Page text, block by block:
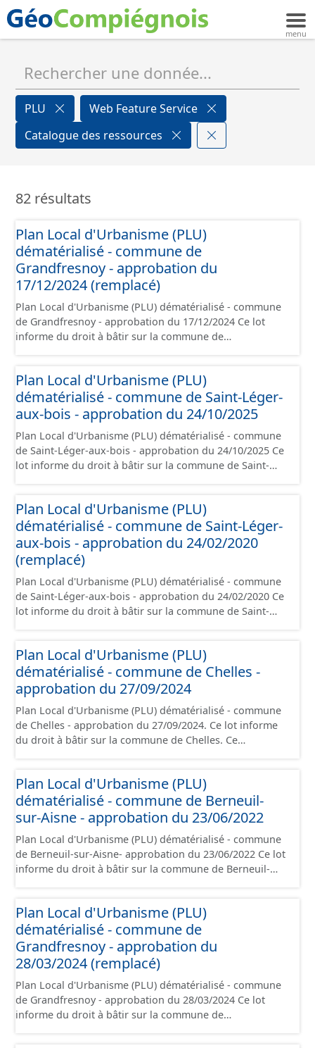
PLU
Web Feature Service
Catalogue des ressources
82 résultats
Plan Local d'Urbanisme (PLU)
dématérialisé - commune de
Grandfresnoy - approbation du
17/12/2024 (remplacé)
Plan Local d'Urbanisme (PLU) dématérialisé - commune
de Grandfresnoy - approbation du 17/12/2024 Ce lot
informe du droit à bâtir sur la commune de
contient les pièces administratives, le rapport de
présentation, le PADD, le règlement (à l'exception des
plans de zonages), les annexes, les orientations
d'aménagement et les données géographiques. Malgré
l'attention portée à la création de ces données, il est
rappelé que seuls les documents papier font foi et sont
opposables d'un point de vue juridique.
Plan Local d'Urbanisme (PLU)
dématérialisé - commune de Saint-Léger-
aux-bois - approbation du 24/10/2025
Plan Local d'Urbanisme (PLU) dématérialisé - commune
de Saint-Léger-aux-bois - approbation du 24/10/2025 Ce
lot informe du droit à bâtir sur la commune de Saint-
contient les pièces administratives, le rapport de
présentation, le PADD, le règlement (à l'exception des
plans de zonages), les annexes, les orientations
d'aménagement et les données géographiques. Malgré
l'attention portée à la création de ces données, il est
rappelé que seuls les documents papier font foi et sont
opposables d'un point de vue juridique.
Plan Local d'Urbanisme (PLU)
dématérialisé - commune de Saint-Léger-
aux-bois - approbation du 24/02/2020
(remplacé)
Plan Local d'Urbanisme (PLU) dématérialisé - commune
de Saint-Léger-aux-bois - approbation du 24/02/2020 Ce
lot informe du droit à bâtir sur la commune de Saint-
contient les pièces administratives, le rapport de
présentation, le PADD, le règlement (à l'exception des
plans de zonages), les annexes, les orientations
d'aménagement et les données géographiques. Malgré
l'attention portée à la création de ces données, il est
rappelé que seuls les documents papier font foi et sont
opposables d'un point de vue juridique.
Plan Local d'Urbanisme (PLU)
dématérialisé - commune de Chelles -
approbation du 27/09/2024
Plan Local d'Urbanisme (PLU) dématérialisé - commune
de Chelles - approbation du 27/09/2024. Ce lot informe
du droit à bâtir sur la commune de Chelles. Ce
administratives, le rapport de présentation, le PADD, le
règlement (à l'exception des plans de zonages), les
annexes, les orientations d'aménagement et les données
de ces données, il est rappelé que seuls les documents
papier font foi et sont opposables d'un point de vue
juridique.
Plan Local d'Urbanisme (PLU)
dématérialisé - commune de Berneuil-
sur-Aisne - approbation du 23/06/2022
Plan Local d'Urbanisme (PLU) dématérialisé - commune
de Berneuil-sur-Aisne- approbation du 23/06/2022 Ce lot
informe du droit à bâtir sur la commune de Berneuil-
contient les pièces administratives, le rapport de
présentation, le PADD, le règlement (à l'exception des
plans de zonages), les annexes, les orientations
d'aménagement et les données géographiques. Malgré
l'attention portée à la création de ces données, il est
rappelé que seuls les documents papier font foi et sont
opposables d'un point de vue juridique.
Plan Local d'Urbanisme (PLU)
dématérialisé - commune de
Grandfresnoy - approbation du
28/03/2024 (remplacé)
Plan Local d'Urbanisme (PLU) dématérialisé - commune
de Grandfresnoy - approbation du 28/03/2024 Ce lot
informe du droit à bâtir sur la commune de